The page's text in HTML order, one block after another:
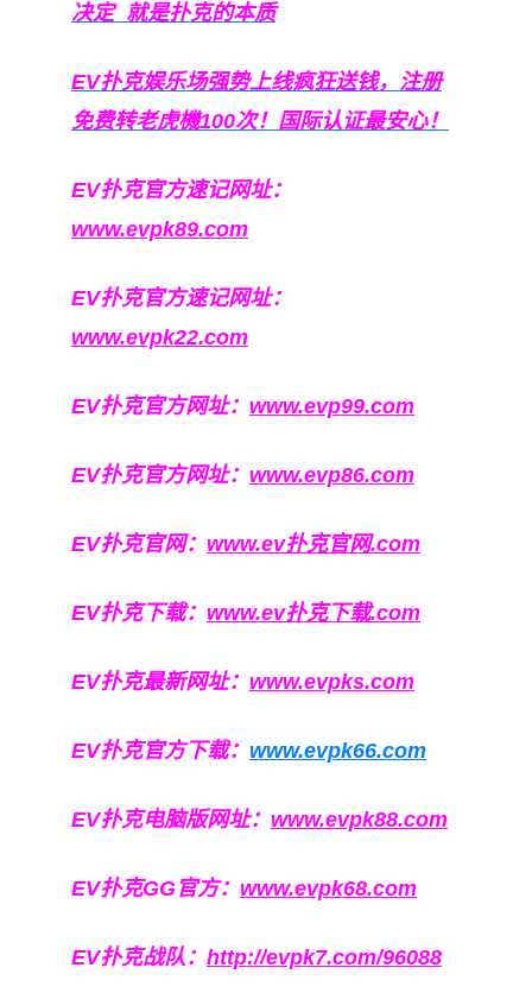
决定 就是扑克的本质
EV扑克娱乐场强势上线疯狂送钱，注册
免费转老虎機100次！国际认证最安心！
EV扑克官方速记网址：
www.evpk89.com
EV扑克官方速记网址：
www.evpk22.com
EV扑克官方网址： www.evp99.com
EV扑克官方网址： www.evp86.com
EV扑克官网： www.ev扑克官网.com
EV扑克下载： www.ev扑克下载.com
EV扑克最新网址： www.evpks.com
EV扑克官方下载： www.evpk66.com
EV扑克电脑版网址： www.evpk88.com
EV扑克GG官方： www.evpk68.com
EV扑克战队： http://evpk7.com/96088